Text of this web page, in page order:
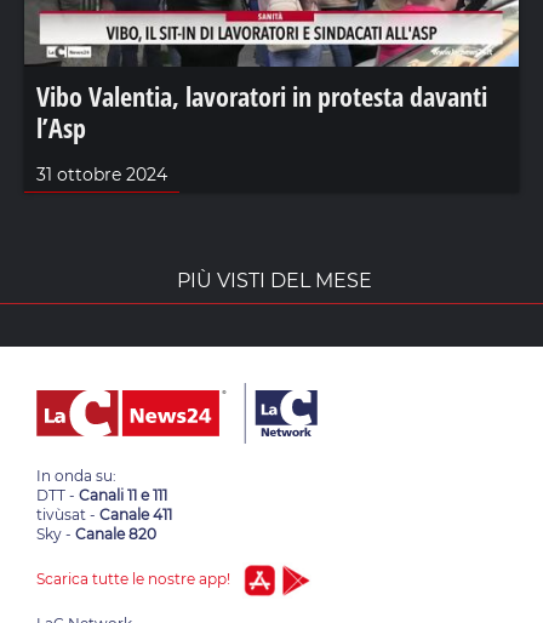
Vibo Valentia, lavoratori in protesta davanti
l’Asp
31 ottobre 2024
PIÙ VISTI DEL MESE
In onda su:
DTT - Canali 11 e 111
tivùsat - Canale 411
Sky - Canale 820
Scarica tutte le nostre app!